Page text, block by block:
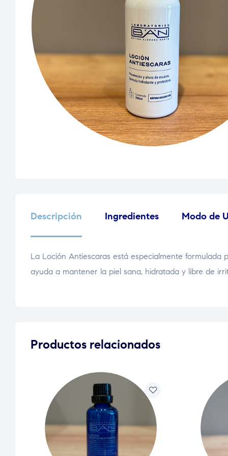
Descripción Ingredientes Modo de
La Loción Antiescaras está especialmente formulada
ayuda a mantener la piel sana, hidratada y libre de
Productos relacionados